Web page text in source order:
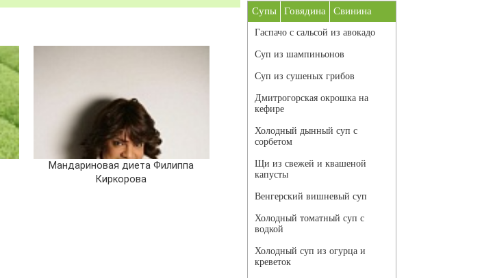
Мандариновая диета Филиппа
Киркорова
Супы Говядина Свинина
Гаспачо с сальсой из авокадо
Суп из шампиньонов
Суп из сушеных грибов
Дмитрогорская окрошка на
кефире
Холодный дынный суп с
сорбетом
Щи из свежей и квашеной
капусты
Венгерский вишневый суп
Холодный томатный суп с
водкой
Холодный суп из огурца и
креветок